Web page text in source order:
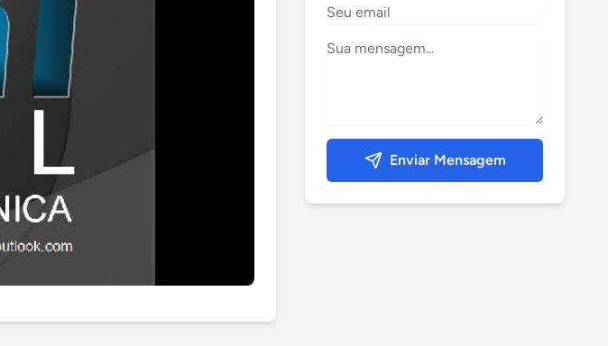
Enviar Mensagem